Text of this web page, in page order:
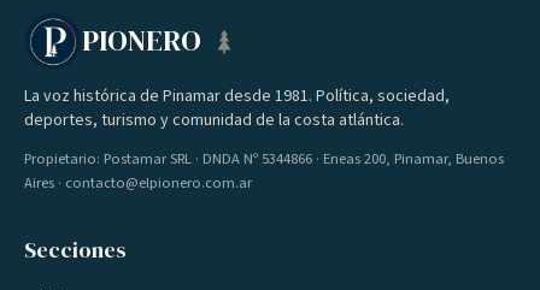
PIONERO
La voz histórica de Pinamar desde 1981. Política, sociedad,
deportes, turismo y comunidad de la costa atlántica.
Propietario: Postamar SRL · DNDA Nº 5344866 · Eneas 200, Pinamar, Buenos
Aires · contacto@elpionero.com.ar
Secciones